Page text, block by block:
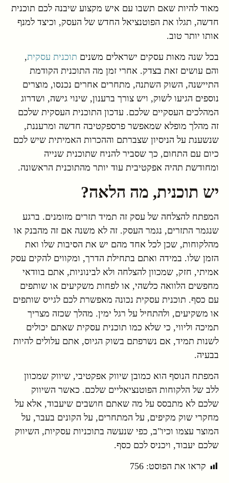
מאוד להיות שאם תשבו עם איש מקצוע שיבנה לכם תוכנית
חדשה, תגלו את הפוטנציאל החדש של העסק, וכיצד למנף
אותו יותר טוב.
בכל שנה מאות עסקים ישראלים משנים תוכנית עסקית,
והם עושים זאת בצדק. אחרי זמן מה התוכנית הקודמת
התיישנה, השוק השתנה, מתחרים אחרים נכנסו, מוצרים
נוספים הגיעו לשוק, ויש צורך ברענון, שינוי גישה, ושדרוג
המהלכים העסקיים שלכם. עדכון התוכנית העסקית שלכם
זה מהלך מופלא שמאפשר פרספקטיבה חדשה ומרעננת,
שנשענת על הניסיון שצברתם וההכרות האמיתית שיש לכם
כיום עם התחום, כך שסביר להניח שתוכנית שנייה
ומחודשת תהיה אפקטיבית עוד יותר מהתוכנית הראשונה.
יש תוכנית, מה הלאה?
המפתח להצלחה של עסק זה תמיד תזרים מזומנים. ברגע
שנגמר התזרים, נגמר העסק. זה לא משנה אם זה מהבנק או
מהלקוחות, שכן לכל אחד מהם יש את הסיבות שלו ואת
הזמן שלו. במידה ואתם בתחילת הדרך, ומקווים להקים עסק
אמיתי, חזק, שמכוון להצלחה ולא לבינוניות, אתם בוודאי
מחפשים הלוואה כלשהי, או לפחות משקיעים או שותפים
עם כסף. תוכנית עסקית נכונה מאפשרת לכם לגייס שותפים
או משקיעים, ולהתחיל על רגל ימין. מהלך שכזה מצריך
תמיכה וליווי, כי שלא כמו תוכנית עסקית שאתם יכולים
לשנות תמיד, אם נשרפתם בשוק הגיוס, אתם עלולים להיות
בבעיה.
המפתח הנוסף הוא כמובן שיווק אפקטיבי, שיווק שמכוון
ללב של הלקוחות הפוטנציאליים שלכם. כאשר השיווק
שלכם לא מתבסס על מה שאתם חושבים שיעבוד, אלא על
מחקרי שוק מקיפים, על המתחרים, על הקונים בעבר, על
המוצר עצמו וכיו"ב, כפי שנעשה בתוכניות עסקיות, השיווק
שלכם יעבוד, ויכניס לכם כסף.
קראו את הפוסט: 756